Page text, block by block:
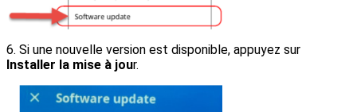
6. Si une nouvelle version est disponible, appuyez sur
Installer la mise à jour.